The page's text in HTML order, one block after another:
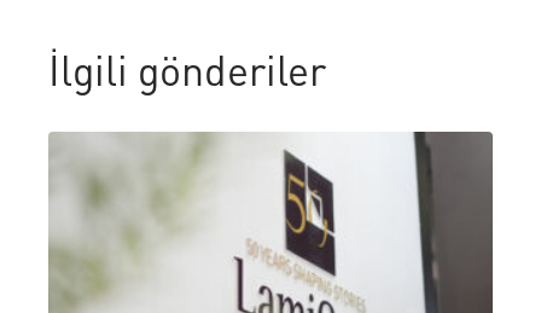
İlgili gönderiler